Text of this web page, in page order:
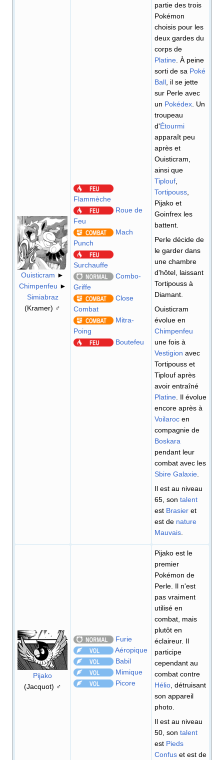
Ouisticram ►
Chimpenfeu ►
Simiabraz
(Kramer) ♂
Flammèche
Roue de
Feu
Mach
Punch
Surchauffe
Combo-
Griffe
Close
Combat
Mitra-
Poing
Boutefeu
partie des trois
Pokémon
choisis pour les
deux gardes du
corps de
Platine . À peine
sorti de sa Poké
Ball , il se jette
sur Perle avec
un Pokédex . Un
troupeau
d'Étourmi
apparaît peu
après et
Ouisticram,
ainsi que
Tiplouf
Tortipouss
Pijako et
Goinfrex les
battent.
Perle décide de
le garder dans
une chambre
d'hôtel, laissant
Tortipouss à
Diamant.
Ouisticram
évolue en
Chimpenfeu
une fois à
Vestigion avec
Tortipouss et
Tiplouf après
avoir entraîné
Platine . Il évolue
encore après à
Voilaroc en
compagnie de
Boskara
pendant leur
combat avec les
Sbire Galaxie
Il est au niveau
65, son talent
est Brasier et
est de nature
Mauvais
Pijako
(Jacquot) ♂
Furie
Aéropique
Babil
Mimique
Picore
Pijako est le
premier
Pokémon de
Perle. Il n'est
pas vraiment
utilisé en
combat, mais
plutôt en
éclaireur. Il
participe
cependant au
combat contre
Hélio , détruisant
son appareil
photo.
Il est au niveau
50, son talent
est Pieds
Confus et est de